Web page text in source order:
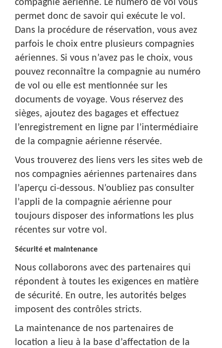
compagnie aérienne. Le numéro de vol vous
permet donc de savoir qui exécute le vol.
Dans la procédure de réservation, vous avez
parfois le choix entre plusieurs compagnies
aériennes. Si vous n’avez pas le choix, vous
pouvez reconnaître la compagnie au numéro
de vol ou elle est mentionnée sur les
documents de voyage. Vous réservez des
sièges, ajoutez des bagages et effectuez
l’enregistrement en ligne par l’intermédiaire
de la compagnie aérienne réservée.
Vous trouverez des liens vers les sites web de
nos compagnies aériennes partenaires dans
l’aperçu ci-dessous. N’oubliez pas consulter
l’appli de la compagnie aérienne pour
toujours disposer des informations les plus
récentes sur votre vol.
Sécurité et maintenance
Nous collaborons avec des partenaires qui
répondent à toutes les exigences en matière
de sécurité. En outre, les autorités belges
imposent des contrôles stricts.
La maintenance de nos partenaires de
location a lieu à la base d’affectation de la